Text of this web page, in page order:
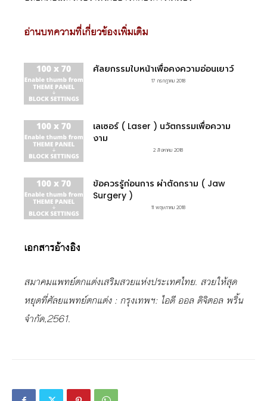
อ่านบทความที่เกี่ยวข้องเพิ่มเติม
ศัลยกรรมใบหน้าเพื่อคงความอ่อนเยาว์
17 กรกฎาคม 2018
เลเซอร์ ( Laser ) นวัตกรรมเพื่อความ
งาม
2 สิงหาคม 2018
ข้อควรรู้ก่อนการ ผ่าตัดกราม ( Jaw
Surgery )
11 พฤษภาคม 2018
เอกสารอ้างอิง
สมาคมแพทย์ตกแต่งเสริมสวยแห่งประเทศไทย. สวยให้สุด
หยุดที่ศัลยแพทย์ตกแต่ง : กรุงเทพฯ: ไอดี ออล ดิจิตอล พริ้น
จำกัด,2561.